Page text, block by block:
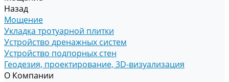
Назад
Мощение
Укладка тротуарной плитки
Устройство дренажных систем
Устройство подпорных стен
Геодезия, проектирование, 3D-визуализация
О Компании